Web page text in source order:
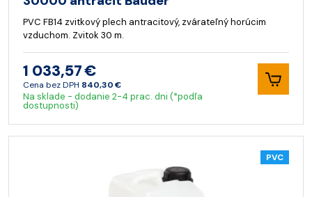
PVC FB14 zvitkový plech antracitový, zvárateľný horúcim
vzduchom. Zvitok 30 m.
1 033,57 €
Cena bez DPH 840,30 €
Na sklade - dodanie 2-4 prac. dni (*podľa
dostupnosti)
PVC